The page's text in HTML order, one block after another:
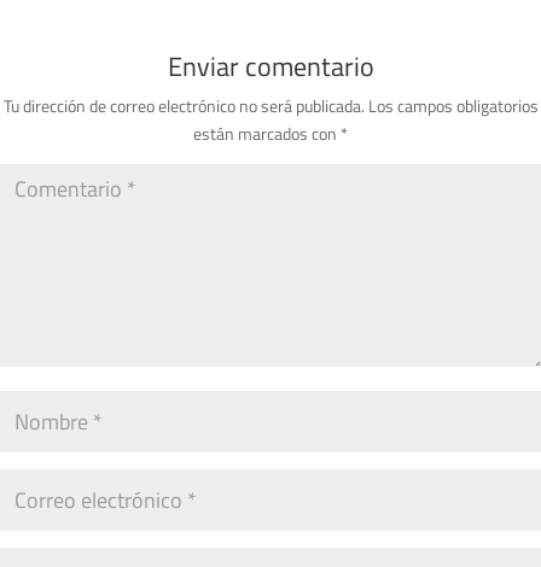
Enviar comentario
Tu dirección de correo electrónico no será publicada. Los campos obligatorios
están marcados con *